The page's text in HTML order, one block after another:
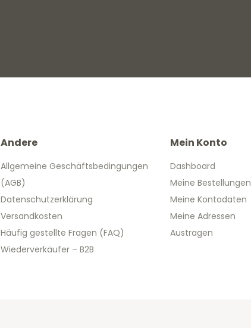
Andere
Allgemeine Geschäftsbedingungen
(AGB)
Datenschutzerklärung
Versandkosten
Häufig gestellte Fragen (FAQ)
Wiederverkäufer – B2B
Mein Konto
Dashboard
Meine Bestellungen
Meine Kontodaten
Meine Adressen
Austragen